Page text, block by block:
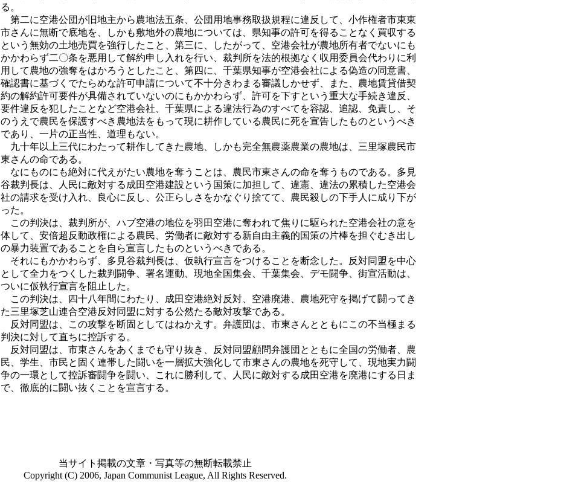
る。
第二に空港公団が旧地主から農地法五条、公団用地事務取扱規程に違反して、小作権者市東東
市さんに無断で底地を、しかも敷地外の農地については、県知事の許可を得ることなく買収する
という無効の土地売買を強行したこと、第三に、したがって、空港会社が農地所有者でないにも
かかわらず二〇条を悪用して解約申し入れを行い、裁判所を法的根拠なく収用委員会代わりに利
用して農地の強奪をはかろうとしたこと、第四に、千葉県知事が空港会社による偽造の同意書、
確認書に基づくでたらめな許可申請について不十分きわまる審議しかせず、また、農地賃貸借契
約の解約許可要件が具備されていないのにもかかわらず、許可を下すという重大な手続き違反、
要件違反を犯したことなど空港会社、千葉県による違法行為のすべてを容認、追認、免責し、そ
のうえで農民を保護すべき農地法をもって現に耕作している農民に死を宣告したものというべき
であり、一片の正当性、道理もない。
九十年以上三代にわたって耕作してきた農地、しかも完全無農薬農業の農地は、三里塚農民市
東さんの命である。
なにものにも絶対に代えがたい農地を奪うことは、農民市東さんの命を奪うものである。多見
谷裁判長は、人民に敵対する成田空港建設という国策に加担して、違憲、違法の累積した空港会
社の請求を受け入れ、良心に反し、公正らしさをかなぐり捨てて、農民殺しの下手人に成り下が
った。
この判決は、裁判所が、ハブ空港の地位を羽田空港に奪われて焦りに駆られた空港会社の意を
体して、安倍超反動政権による農民、労働者に敵対する新自由主義的国策の片棒を担ぐむき出し
の暴力装置であることを自ら宣言したものというべきである。
それにもかかわらず、多見谷裁判長は、仮執行宣言をつけることを断念した。反対同盟を中心
として全力をつくした裁判闘争、署名運動、現地全国集会、千葉集会、デモ闘争、街宣活動は、
ついに仮執行宣言を阻止した。
この判決は、四十八年間にわたり、成田空港絶対反対、空港廃港、農地死守を掲げて闘ってき
た三里塚芝山連合空港反対同盟に対する公然たる敵対攻撃である。
反対同盟は、この攻撃を断固としてはねかえす。弁護団は、市東さんとともにこの不当極まる
判決に対して直ちに控訴する。
反対同盟は、市東さんをあくまでも守り抜き、反対同盟顧問弁護団とともに全国の労働者、農
民、学生、市民と固く連帯した闘いを一層拡大強化して市東さんの農地を死守して、現地実力闘
争の一環として控訴審闘争を闘い、これに勝利して、人民に敵対する成田空港を廃港にする日ま
で、徹底的に闘い抜くことを宣言する。
当サイト掲載の文章・写真等の無断転載禁止
Copyright (C) 2006, Japan Communist League, All Rights Reserved.